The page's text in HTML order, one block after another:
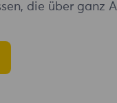
die über ganz